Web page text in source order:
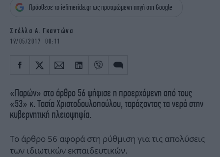
iBOOKS
ΖΩΔΙΑ
MEDIA
NEWSLETTER
Πρόσθεσε το iefimerida.gr ως προτιμώμενη πηγή στη Google
Στέλλα Α. Γκαντώνα
19/05/2017 00:11
«Παρών» στο άρθρο 56 ψήφισε η προερχόμενη από τους
«53» κ. Τασία Χριστοδουλοπούλου, ταράζοντας τα νερά στην
κυβερνητική πλειοψηφία.
Το άρθρο 56 αφορά στη ρύθμιση για τις απολύσεις
των ιδιωτικών εκπαιδευτικών.